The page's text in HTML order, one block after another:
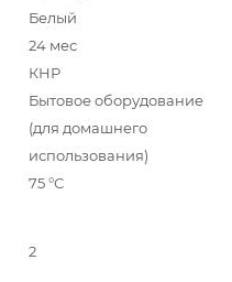
Белый
24 мес
КНР
Бытовое оборудование
(для домашнего
использования)
75 °С
2